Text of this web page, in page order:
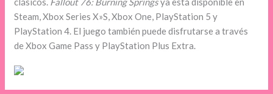
Steam, Xbox Series X»S, Xbox One, PlayStation 5 y
PlayStation 4. El juego también puede disfrutarse a través
de Xbox Game Pass y PlayStation Plus Extra.